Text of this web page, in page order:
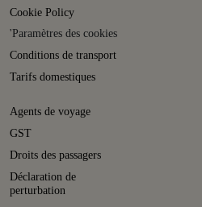
Cookie Policy
'Paramètres des cookies
Conditions de transport
Tarifs domestiques
Agents de voyage
GST
Droits des passagers
Déclaration de
perturbation